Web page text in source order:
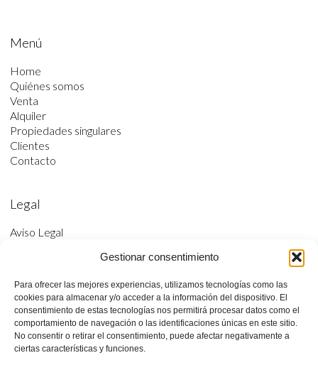
Gestionar consentimiento
Para ofrecer las mejores experiencias, utilizamos tecnologías como las
cookies para almacenar y/o acceder a la información del dispositivo. El
consentimiento de estas tecnologías nos permitirá procesar datos como el
comportamiento de navegación o las identificaciones únicas en este sitio.
No consentir o retirar el consentimiento, puede afectar negativamente a
ciertas características y funciones.
Menú
Home
Quiénes somos
Venta
Alquiler
Propiedades singulares
Clientes
Contacto
Legal
Aviso Legal